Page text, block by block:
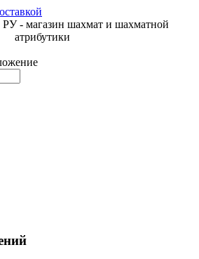
- магазин шахмат и шахматной
атрибутики